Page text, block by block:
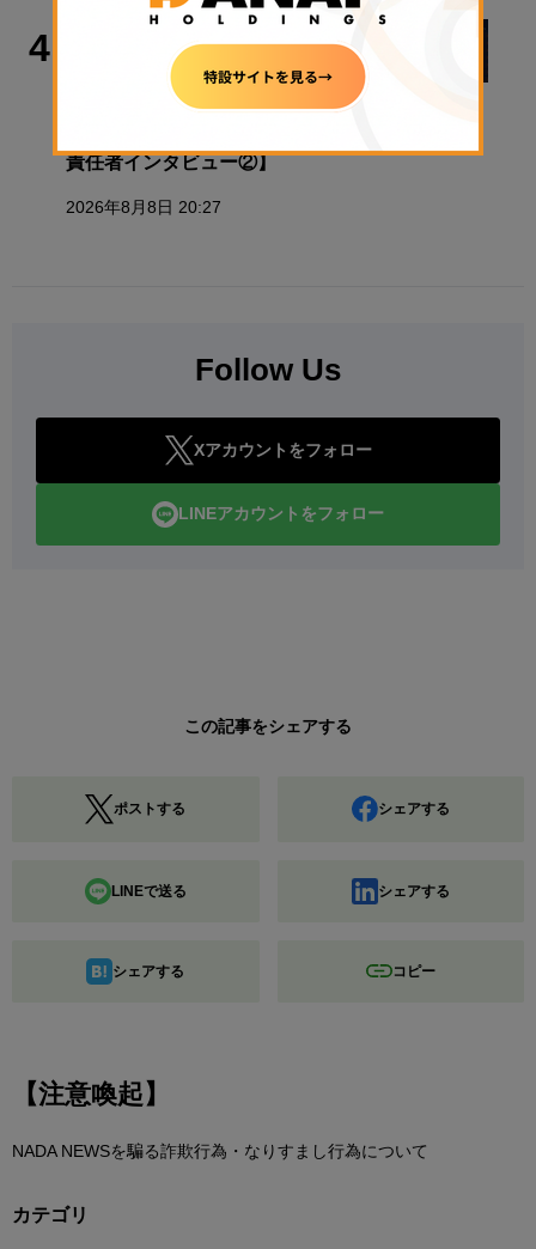
4 取材・コラム
予測市場は「ギャンブル」から「政策
を支える情報インフラ」へ──国家に
責任者インタビュー②】
2026年8月8日 20:27
Follow Us
Xアカウントをフォロー
LINEアカウントをフォロー
この記事をシェアする
ポストする シェアする
LINEで送る シェアする
シェアする コピー
【注意喚起】
NADA NEWSを騙る詐欺行為・なりすまし行為について
カテゴリ